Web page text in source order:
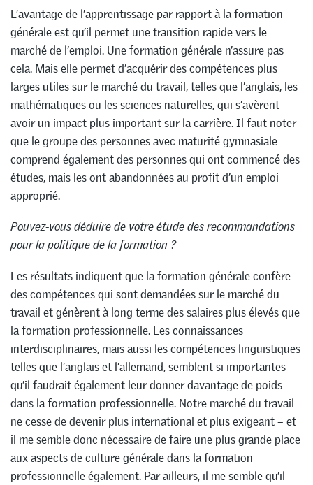
L’avantage de l’apprentissage par rapport à la formation
générale est qu’il permet une transition rapide vers le
marché de l’emploi. Une formation générale n’assure pas
cela. Mais elle permet d’acquérir des compétences plus
larges utiles sur le marché du travail, telles que l’anglais, les
mathématiques ou les sciences naturelles, qui s’avèrent
avoir un impact plus important sur la carrière. Il faut noter
que le groupe des personnes avec maturité gymnasiale
comprend également des personnes qui ont commencé des
études, mais les ont abandonnées au profit d’un emploi
approprié.
Pouvez-vous déduire de votre étude des recommandations
pour la politique de la formation ?
Les résultats indiquent que la formation générale confère
des compétences qui sont demandées sur le marché du
travail et génèrent à long terme des salaires plus élevés que
la formation professionnelle. Les connaissances
interdisciplinaires, mais aussi les compétences linguistiques
telles que l’anglais et l’allemand, semblent si importantes
qu’il faudrait également leur donner davantage de poids
dans la formation professionnelle. Notre marché du travail
ne cesse de devenir plus international et plus exigeant – et
il me semble donc nécessaire de faire une plus grande place
aux aspects de culture générale dans la formation
professionnelle également. Par ailleurs, il me semble qu’il